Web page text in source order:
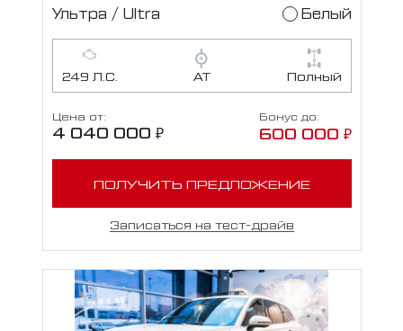
Ультра / Ultra Белый
249 Л.С. АТ Полный
Цена от:
4 040 000 ₽
Бонус до:
600 000 ₽
ПОЛУЧИТЬ ПРЕДЛОЖЕНИЕ
Записаться на тест-драйв